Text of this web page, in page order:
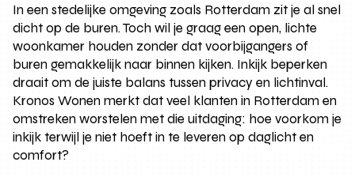
In een stedelijke omgeving zoals Rotterdam zit je al snel
dicht op de buren. Toch wil je graag een open, lichte
woonkamer houden zonder dat voorbijgangers of
buren gemakkelijk naar binnen kijken. Inkijk beperken
draait om de juiste balans tussen privacy en lichtinval.
Kronos Wonen merkt dat veel klanten in Rotterdam en
omstreken worstelen met die uitdaging: hoe voorkom je
inkijk terwijl je niet hoeft in te leveren op daglicht en
comfort?